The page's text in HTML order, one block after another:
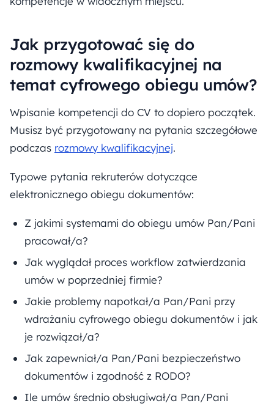
Jak przygotować się do
rozmowy kwalifikacyjnej na
temat cyfrowego obiegu umów?
Wpisanie kompetencji do CV to dopiero początek.
Musisz być przygotowany na pytania szczegółowe
podczas rozmowy kwalifikacyjnej.
Typowe pytania rekruterów dotyczące
elektronicznego obiegu dokumentów:
Z jakimi systemami do obiegu umów Pan/Pani
pracował/a?
Jak wyglądał proces workflow zatwierdzania
umów w poprzedniej firmie?
Jakie problemy napotkał/a Pan/Pani przy
wdrażaniu cyfrowego obiegu dokumentów i jak
je rozwiązał/a?
Jak zapewniał/a Pan/Pani bezpieczeństwo
dokumentów i zgodność z RODO?
Ile umów średnio obsługiwał/a Pan/Pani